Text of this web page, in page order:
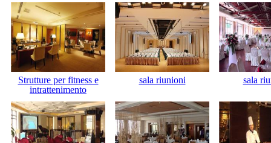
Strutture per fitness e
intrattenimento
sala riunioni sala